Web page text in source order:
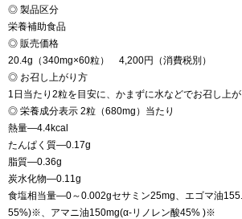
◎ 製品区分
栄養補助食品
◎ 販売価格
20.4g（340mg×60粒） 4,200円（消費税別）
◎ お召し上がり方
1日当たり2粒を目安に、かまずに水などでお召し上が
◎ 栄養成分表示 2粒（680mg）当たり
熱量—4.4kcal
たんぱく質—0.17g
脂質—0.36g
炭水化物—0.11g
食塩相当量—0～0.002gセサミン25mg、エゴマ油
55%)※、アマニ油150mg(α-リノレン酸45% )※